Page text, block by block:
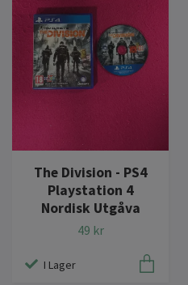
The Division - PS4
Playstation 4
Nordisk Utgåva
49 kr
I Lager